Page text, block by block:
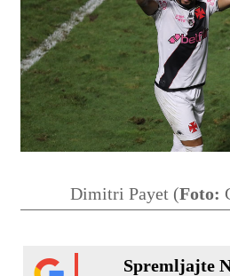
Dimitri Payet (Foto:
Spremljajte